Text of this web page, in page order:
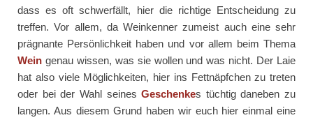
dass es oft schwerfällt, hier die richtige Entscheidung zu
treffen. Vor allem, da Weinkenner zumeist auch eine sehr
prägnante Persönlichkeit haben und vor allem beim Thema
Wein genau wissen, was sie wollen und was nicht. Der Laie
hat also viele Möglichkeiten, hier ins Fettnäpfchen zu treten
oder bei der Wahl seinesGeschenkes tüchtig daneben zu
langen. Aus diesem Grund haben wir euch hier einmal eine